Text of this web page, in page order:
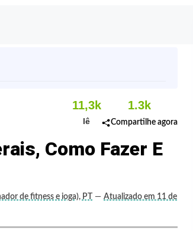
11,3k
lê
1.3k
Compartilhe agora
Como Fazer E
de fitness e ioga), PT — Atualizado em 11 de